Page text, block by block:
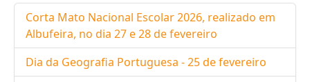
Corta Mato Nacional Escolar 2026, realizado em
Albufeira, no dia 27 e 28 de fevereiro
Dia da Geografia Portuguesa - 25 de fevereiro